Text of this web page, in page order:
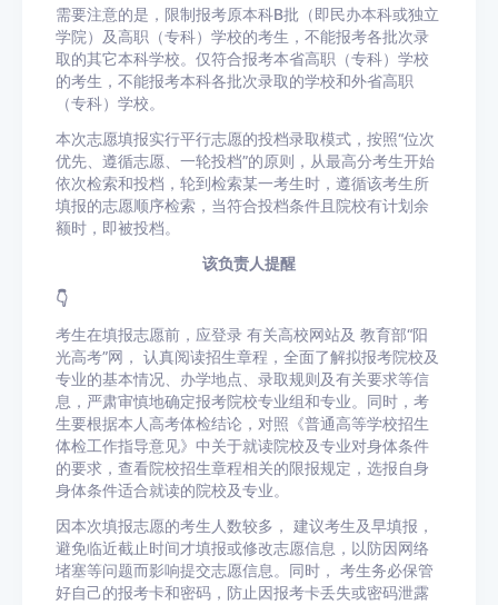
需要注意的是， 限制报考原本科B批（即民办本科或独立
学院）及高职（专科）学校的考生，不能报考各批次录
取的其它本科学校。仅符合报考本省高职（专科）学校
的考生，不能报考本科各批次录取的学校和外省高职
（专科）学校。
本次志愿填报实行平行志愿的投档录取模式，按照“位次
优先、遵循志愿、一轮投档”的原则，从最高分考生开始
依次检索和投档，轮到检索某一考生时，遵循该考生所
填报的志愿顺序检索，当符合投档条件且院校有计划余
额时，即被投档。
该负责人提醒
👇
考生在填报志愿前，应登录 有关高校网站及 教育部“阳
光高考”网 ， 认真阅读招生章程，全面了解拟报考院校及
专业的基本情况、办学地点、录取规则及有关要求等信
息 ，严肃审慎地确定报考院校专业组和专业。同时，考
生要根据本人高考体检结论，对照《普通高等学校招生
体检工作指导意见》中关于就读院校及专业对身体条件
的要求，查看院校招生章程相关的限报规定，选报自身
身体条件适合就读的院校及专业。
因本次填报志愿的考生人数较多， 建议考生及早填报，
避免临近截止时间才填报或修改志愿信息 ，以防因网络
堵塞等问题而影响提交志愿信息。同时， 考生务必保管
好自己的报考卡和密码 ，防止因报考卡丢失或密码泄露